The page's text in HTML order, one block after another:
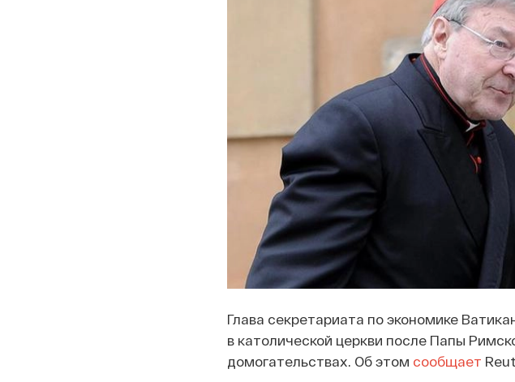
Глава секретариата по экономике
в католической церкви после Папы
домогательствах. Об этом сообщает